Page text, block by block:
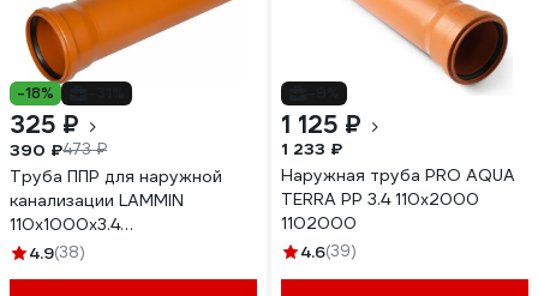
-18%
325 ₽
390 ₽473 ₽
Труба ППР для наружной
канализации LAMMIN
110x1000x3.4
Lm36101001000
4.9(38)
1 125 ₽
1 233 ₽
Наружная труба PRO AQUA
TERRA PP 3.4 110x2000
1102000
4.6(39)